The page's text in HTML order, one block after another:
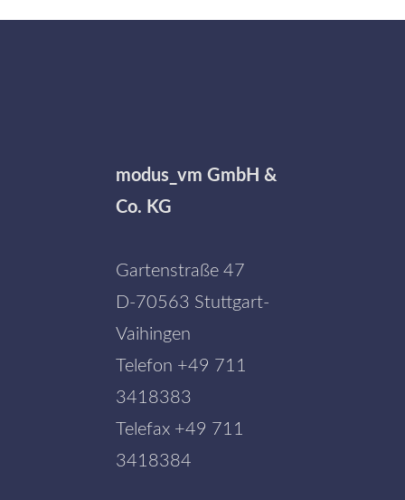
modus_vm GmbH &
Co. KG
Gartenstraße 47
D-70563 Stuttgart-
Vaihingen
Telefon +49 711
3418383
Telefax +49 711
3418384